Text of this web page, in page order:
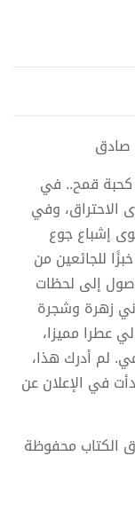
كحبة قمح.. في
الاحتراق، وفي
إشباع جوع
للجائعين من
إلى لحظات
زهرة وشجرة
عطرا مميزا،
لم أدرك هذا،
في الإعلان عن
الكتاب محفوظة